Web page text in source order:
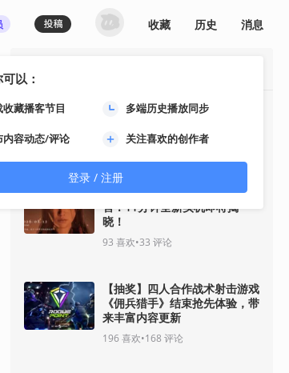
以：
收藏播客节目 多端历史播放同步
内容动态/评论 关注喜欢的创作者
登录 / 注册
收藏 历史 消息
最热资讯
《GTA6》“分量十足的一瞥”预
35 喜欢•30评论
《影之刃零》8月12日开启预
售！11分钟全新实机即将揭
晓！
93 喜欢•33 评论
【抽奖】四人合作战术射击游戏
《佣兵猎手》结束抢先体验，带
来丰富内容更新
196喜欢•168 评论